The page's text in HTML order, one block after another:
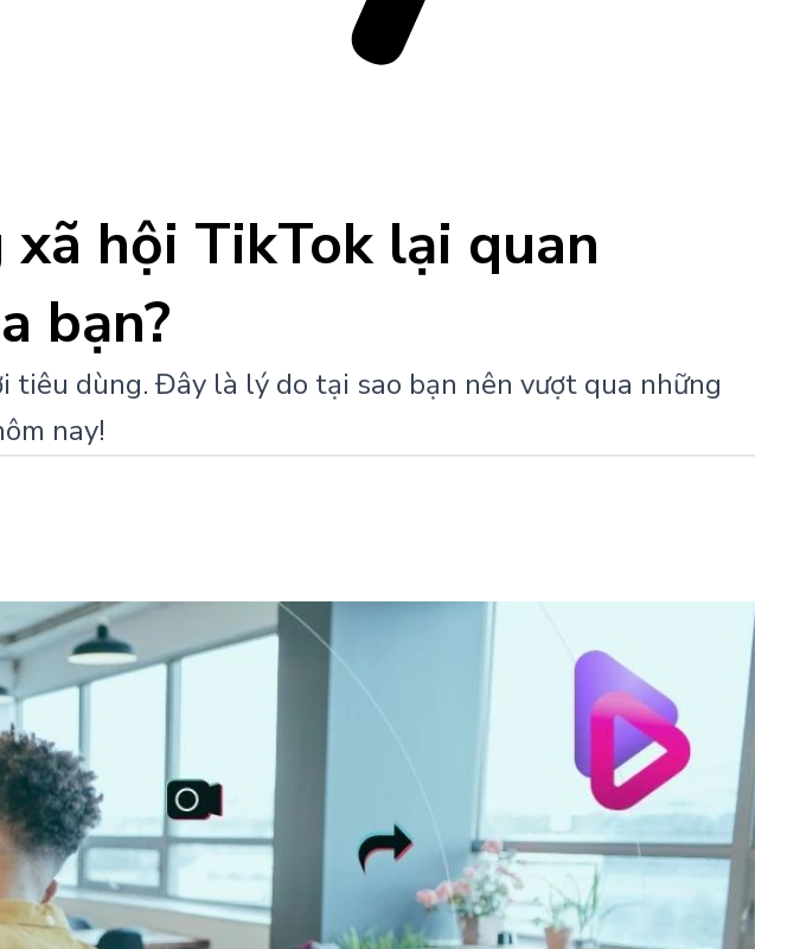
hội TikTok lại quan
bạn?
dùng. Đây là lý do tại sao bạn nên vượt qua những
nay!